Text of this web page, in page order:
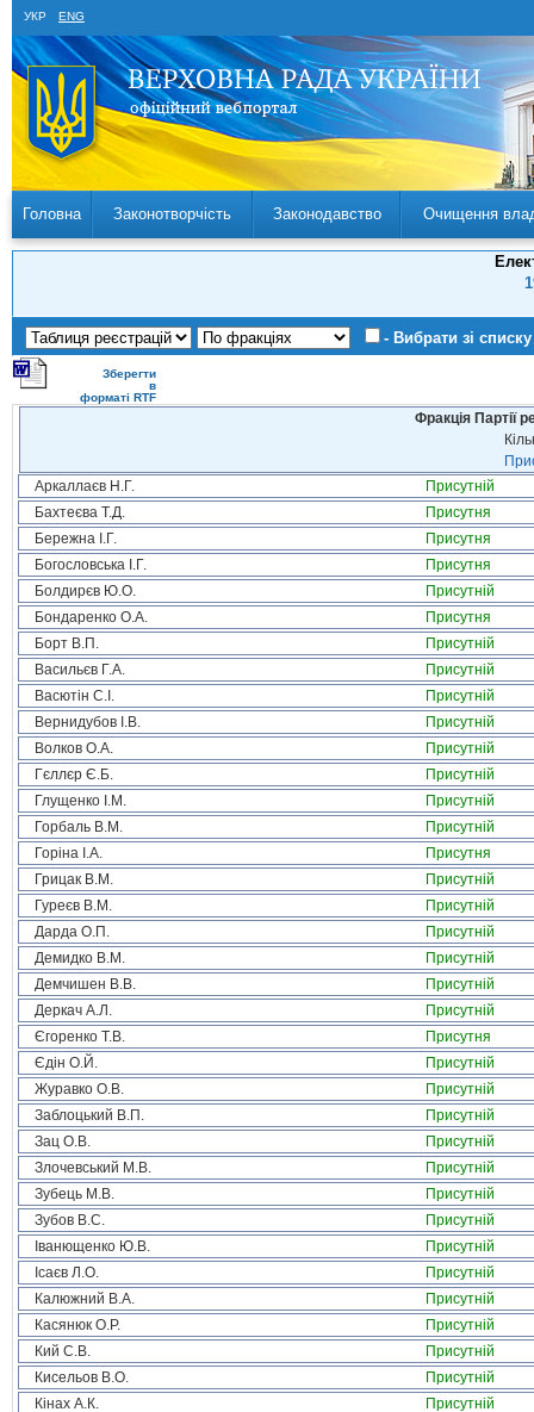
УКР ENG
Головна Законотворчість Законодавство Очищення
- Вибрати зі списку
Зберегти
в
форматі RTF
Фракція Партії
Аркаллаєв Н.Г.
Присутній
Бахтеєва Т.Д.
Присутня
Бережна І.Г.
Присутня
Богословська І.Г.
Присутня
Болдирєв Ю.О.
Присутній
Бондаренко О.А.
Присутня
Борт В.П.
Присутній
Васильєв Г.А.
Присутній
Васютін С.І.
Присутній
Вернидубов І.В.
Присутній
Волков О.А.
Присутній
Гєллєр Є.Б.
Присутній
Глущенко І.М.
Присутній
Горбаль В.М.
Присутній
Горіна І.А.
Присутня
Грицак В.М.
Присутній
Гуреєв В.М.
Присутній
Дарда О.П.
Присутній
Демидко В.М.
Присутній
Демчишен В.В.
Присутній
Деркач А.Л.
Присутній
Єгоренко Т.В.
Присутня
Єдін О.Й.
Присутній
Журавко О.В.
Присутній
Заблоцький В.П.
Присутній
Зац О.В.
Присутній
Злочевський М.В.
Присутній
Зубець М.В.
Присутній
Зубов В.С.
Присутній
Іванющенко Ю.В.
Присутній
Ісаєв Л.О.
Присутній
Калюжний В.А.
Присутній
Касянюк О.Р.
Присутній
Кий С.В.
Присутній
Кисельов В.О.
Присутній
Кінах А.К.
Присутній